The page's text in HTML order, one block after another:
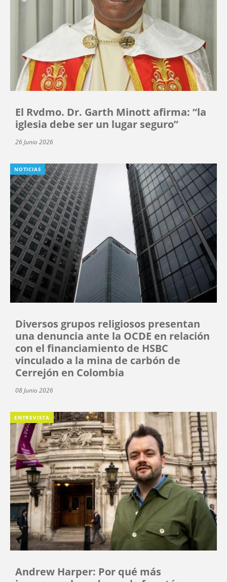
El Rvdmo. Dr. Garth Minott afirma: “la
iglesia debe ser un lugar seguro”
26 Junio 2026
NOTICIAS
Diversos grupos religiosos presentan
una denuncia ante la OCDE en relación
con el financiamiento de HSBC
vinculado a la mina de carbón de
Cerrejón en Colombia
08 Junio 2026
ENTREVISTA
Andrew Harper: Por qué más